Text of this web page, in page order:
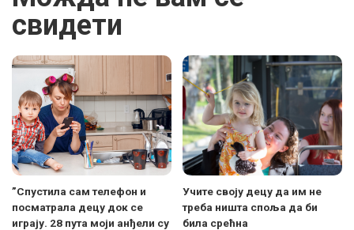
свидети
”Спустила сам телефон и
посматрала децу док се
играју. 28 пута моји анђели су
Учите своју децу да им не
треба ништа споља да би
била срећна